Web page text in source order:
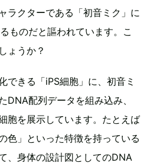
ラクターである「初音ミク」に
ものだと謳われています。こ
ょうか？
できる「iPS細胞」に、初音ミ
DNA配列データを組み込み、
胞を展示しています。たとえば
色」といった特徴を持っている
、身体の設計図としてのDNA